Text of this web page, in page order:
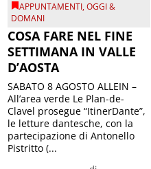
APPUNTAMENTI,OGGI &
DOMANI
COSA FARE NEL FINE
SETTIMANA IN VALLE
D’AOSTA
SABATO 8 AGOSTO ALLEIN –
All’area verde Le Plan-de-
Clavel prosegue “ItinerDante”,
le letture dantesche, con la
partecipazione di Antonello
Pistritto (...